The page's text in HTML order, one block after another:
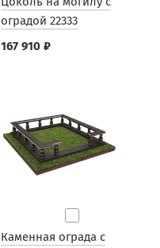
оградой 22333
167 910 ₽
Каменная ограда с